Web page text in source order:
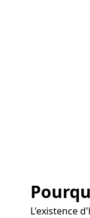
L'existence